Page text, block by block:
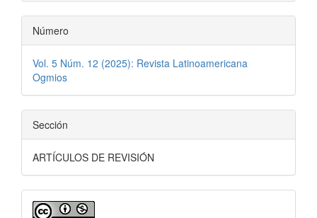
Número
Vol. 5 Núm. 12 (2025): Revista Latinoamericana
Ogmios
Sección
ARTÍCULOS DE REVISIÓN